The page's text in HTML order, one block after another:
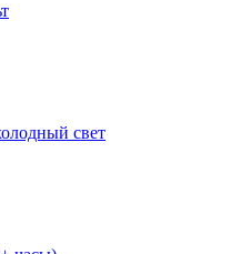
свет